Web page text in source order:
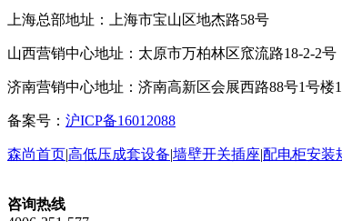
上海总部地址：上海市宝山区地杰路58号
山西营销中心地址：太原市万柏林区窊流路18-2-2号
济南营销中心地址：济南高新区会展西路88号1号楼
备案号： 沪ICP备16012088
森尚首页|高低压成套设备|墙壁开关插座|配电柜安装
咨询热线